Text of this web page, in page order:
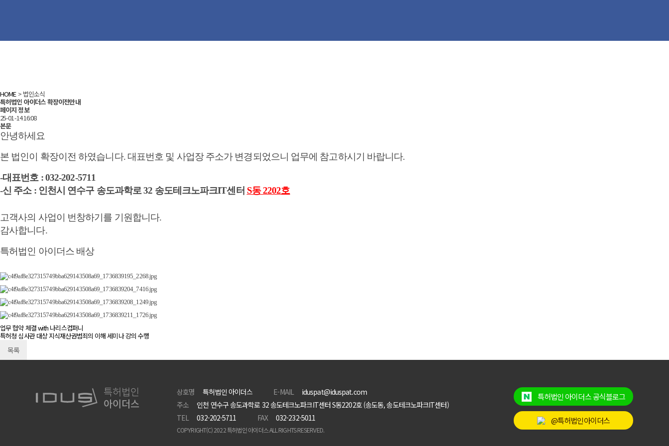
HOME> 법인소식
특허법인 아이더스 확장이전안내
페이지 정보
25-01-14 16:08
본문
안녕하세요
본 법인이 확장이전 하였습니다. 대표번호 및 사업장 주소가 변경되었으니 업무에 참고하시기 바랍니다.
-대표번호 : 032-202-5711
-신 주소 : 인천시 연수구 송도과학로 32 송도테크노파크IT센터 S동 2202호
고객사의 사업이 번창하기를 기원합니다.
감사합니다.
특허법인 아이더스 배상
업무 협약 체결 with 나리스컴퍼니
특허청 심사관 대상 지식재산권범죄의 이해 세미나 강의 수행
목록
상호명 특허법인 아이더스 E-MAIL
iduspat@iduspat.com
주소
인천 연수구 송도과학로 32 송도테크노파크IT센터 S동2202호 (송도동, 송도테크노파크IT센터)
TEL
032-202-5711 FAX 032-232-5011
COPYRIGHT(C) 2022 특허법인 아이더스 ALL RIGHTS RESERVED.
특허법인 아이더스 공식블로그
@특허법인아이더스